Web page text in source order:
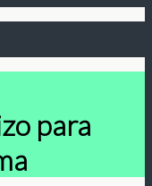
para